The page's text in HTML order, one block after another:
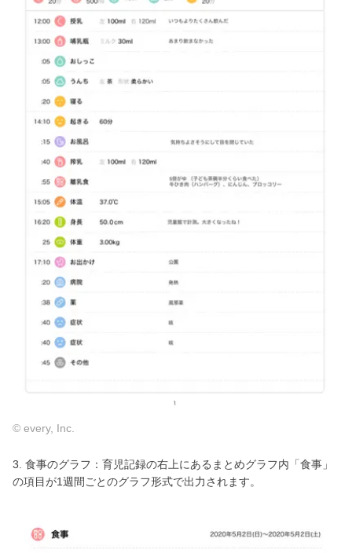
© every, Inc.
3. 食事のグラフ：育児記録の右上にあるまとめグラフ内「食事」
の項目が1週間ごとのグラフ形式で出力されます。